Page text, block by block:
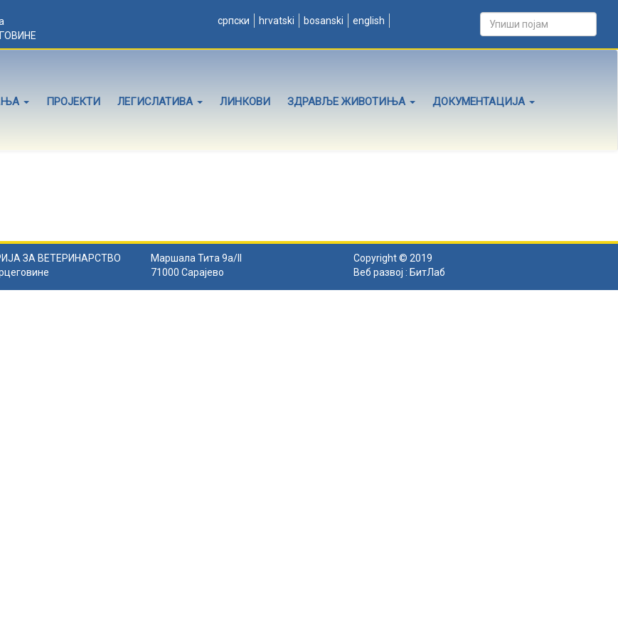
српски hrvatski bosanski english
ПРОЈЕКТИ ЛЕГИСЛАТИВА ЛИНКОВИ ЗДРАВЉЕ ЖИВОТИЊА ДОКУМЕНТАЦИЈА
ЗА ВЕТЕРИНАРСТВО
Маршала Тита 9а/II
71000 Сарајево
Copyright © 2019
Веб развој : БитЛаб